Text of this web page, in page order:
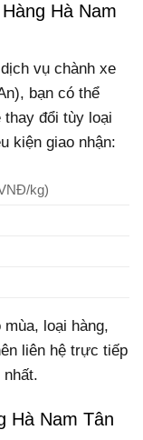
Hà Nam
vụ chành xe
bạn có thể
đổi tùy loại
kiện giao nhận:
kg)
loại hàng,
liên hệ trực tiếp
Hà Nam Tân